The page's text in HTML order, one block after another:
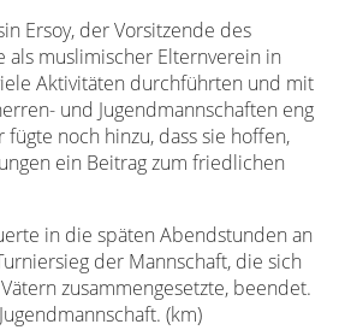
Ersoy, der Vorsitzende des
als muslimischer Elternverein in
Aktivitäten durchführten und mit
und Jugendmannschaften eng
fügte noch hinzu, dass sie hoffen,
ein Beitrag zum friedlichen
in die späten Abendstunden an
der Mannschaft, die sich
zusammengesetzte, beendet.
(km)